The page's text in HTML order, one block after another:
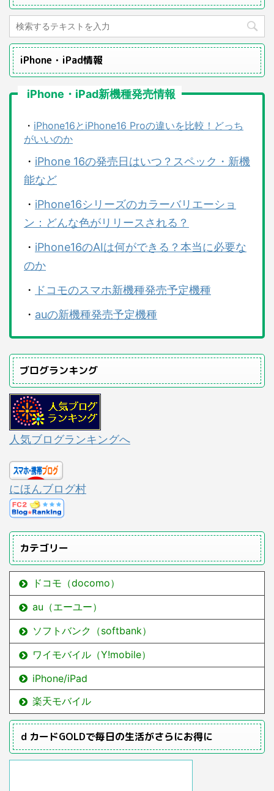
iPhone・iPad情報
iPhone・iPad新機種発売情報
・ iPhone16とiPhone16 Proの違いを比較！どっち
がいいのか
・ iPhone 16の発売日はいつ？スペック・新機
能など
・ iPhone16シリーズのカラーバリエーショ
ン：どんな色がリリースされる？
・ iPhone16のAIは何ができる？本当に必要な
のか
・
ドコモのスマホ新機種発売予定機種
・ auの新機種発売予定機種
ブログランキング
人気ブログランキングへ
にほんブログ村
カテゴリー
ドコモ（docomo）
au（エーユー）
ソフトバンク（softbank）
ワイモバイル（Y!mobile）
iPhone/iPad
楽天モバイル
ｄカードGOLDで毎日の生活がさらにお得に